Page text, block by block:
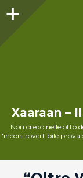
Xaaraan –
Non credo nelle otto
l'incontrovertibile prova